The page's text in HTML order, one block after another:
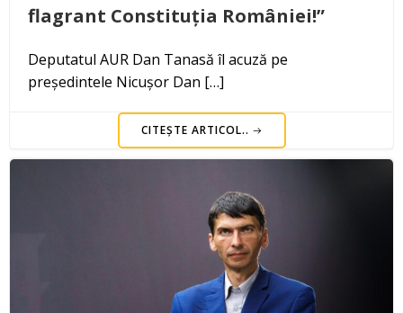
flagrant Constituția României!”
Deputatul AUR Dan Tanasă îl acuză pe
președintele Nicușor Dan […]
CITEȘTE ARTICOL..